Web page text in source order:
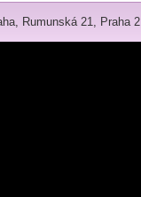
Rumunská 21, Praha 2